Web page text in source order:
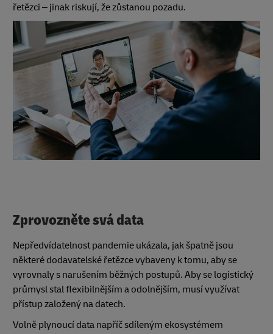
řetězci – jinak riskují, že zůstanou pozadu.
Zprovozněte svá data
Nepředvídatelnost pandemie ukázala, jak špatně jsou
některé dodavatelské řetězce vybaveny k tomu, aby se
vyrovnaly s narušením běžných postupů. Aby se logistický
průmysl stal flexibilnějším a odolnějším, musí využívat
přístup založený na datech.
Volně plynoucí data napříč sdíleným ekosystémem